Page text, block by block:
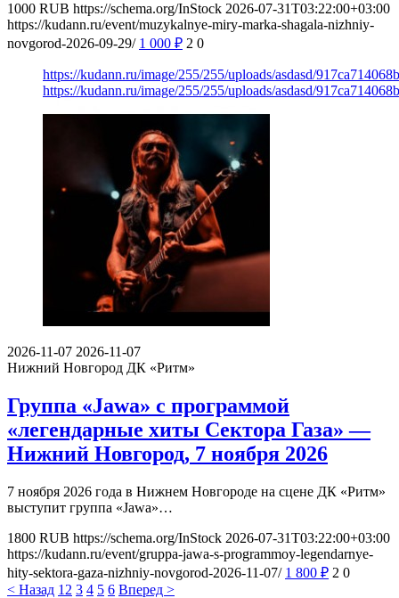
1000 RUB https://schema.org/InStock 2026-07-31T03:22:00+03:00
https://kudann.ru/event/muzykalnye-miry-marka-shagala-nizhniy-
novgorod-2026-09-29/ 1 000 ₽ 2 0
https://kudann.ru/image/255/255/uploads/asdasd/
https://kudann.ru/image/255/255/uploads/asdasd/
2026-11-07 2026-11-07
Нижний Новгород ДК «Ритм»
Группа «Jawa» с программой
«легендарные хиты Сектора Газа» —
Нижний Новгород, 7 ноября 2026
7 ноября 2026 года в Нижнем Новгороде на сцене ДК «Ритм»
выступит группа «Jawa»…
1800 RUB https://schema.org/InStock 2026-07-31T03:22:00+03:00
https://kudann.ru/event/gruppa-jawa-s-programmoy-legendarnye-
hity-sektora-gaza-nizhniy-novgorod-2026-11-07/ 1 800 ₽ 2 0
< Назад 1 2 3 4 5 6 Вперед >